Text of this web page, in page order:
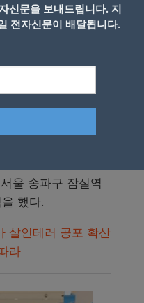
(3일) 대국민 담화
기 위한 ‘특별치안
치했다.
압을 위해 테이저건
이상행동자에 대해
울 송파구 잠실역
했다.
살인테러 공포 확산
라
신문을 보내드립니다. 지
전자신문이 배달됩니다.